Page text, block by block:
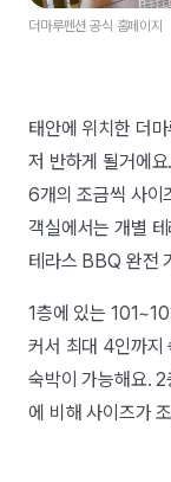
더마루펜션 공식 홈페이지
태안에 위치한 더
저 반하게 될거에
6개의 조금씩 사이
객실에서는 개별
테라스 BBQ 완전
1층에 있는
커서 최대 4인까지
숙박이 가능해요.
에 비해 사이즈가